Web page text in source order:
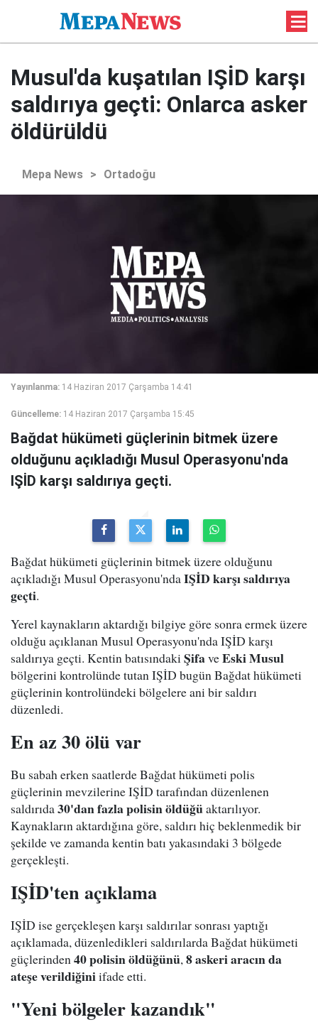
Musul'da kuşatılan IŞİD karşı
saldırıya geçti: Onlarca asker
öldürüldü
Mepa News > Ortadoğu
Yayınlanma: 14 Haziran 2017 Çarşamba 14:41
Güncelleme: 14 Haziran 2017 Çarşamba 15:45
Bağdat hükümeti güçlerinin bitmek üzere
olduğunu açıkladığı Musul Operasyonu'nda
IŞİD karşı saldırıya geçti.
Bağdat hükümeti güçlerinin bitmek üzere olduğunu
açıkladığı Musul Operasyonu'ndaIŞİD karşı saldırıya
geçti.
Yerel kaynakların aktardığı bilgiye göre sonra ermek üzere
olduğu açıklanan Musul Operasyonu'nda IŞİD karşı
saldırıya geçti. Kentin batısındakiŞifaveEski Musul
bölgerini kontrolünde tutan IŞİD bugün Bağdat hükümeti
güçlerinin kontrolündeki bölgelere ani bir saldırı
düzenledi.
En az 30 ölü var
Bu sabah erken saatlerde Bağdat hükümeti polis
güçlerinin mevzilerine IŞİD tarafından düzenlenen
saldırıda30'dan fazla polisin öldüğüaktarılıyor.
Kaynakların aktardığına göre, saldırı hiç beklenmedik bir
şekilde ve zamanda kentin batı yakasındaki 3 bölgede
gerçekleşti.
IŞİD'ten açıklama
IŞİD ise gerçekleşen karşı saldırılar sonrası yaptığı
açıklamada, düzenledikleri saldırılarda Bağdat hükümeti
güçlerinden40 polisin öldüğünü,8 askeri aracın da
ateşe verildiğiniifade etti.
"Yeni bölgeler kazandık"